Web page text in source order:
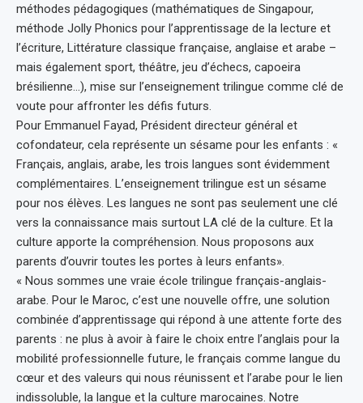
méthodes pédagogiques (mathématiques de Singapour,
méthode Jolly Phonics pour l’apprentissage de la lecture et
l’écriture, Littérature classique française, anglaise et arabe –
mais également sport, théâtre, jeu d’échecs, capoeira
brésilienne…), mise sur l’enseignement trilingue comme clé de
voute pour affronter les défis futurs.
Pour Emmanuel Fayad, Président directeur général et
cofondateur, cela représente un sésame pour les enfants : «
Français, anglais, arabe, les trois langues sont évidemment
complémentaires. L’enseignement trilingue est un sésame
pour nos élèves. Les langues ne sont pas seulement une clé
vers la connaissance mais surtout LA clé de la culture. Et la
culture apporte la compréhension. Nous proposons aux
parents d’ouvrir toutes les portes à leurs enfants».
« Nous sommes une vraie école trilingue français-anglais-
arabe. Pour le Maroc, c’est une nouvelle offre, une solution
combinée d’apprentissage qui répond à une attente forte des
parents : ne plus à avoir à faire le choix entre l’anglais pour la
mobilité professionnelle future, le français comme langue du
cœur et des valeurs qui nous réunissent et l’arabe pour le lien
indissoluble, la langue et la culture marocaines. Notre